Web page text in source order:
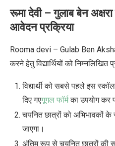
रूमा देवी–गुलाब बेन अक्षरा
आवेदन प्रक्रिया
Rooma devi – Gulab Ben
करने हेतु विद्यार्थियों को निम्नलिखित
विद्यार्थी को सबसे पहले इस
दिए गएगूगल फॉर्मका उपयोग कर
चयनित छात्रों को अभिभावकों के
जाएगा।
अंतिम रूप से चयनित छात्रों की